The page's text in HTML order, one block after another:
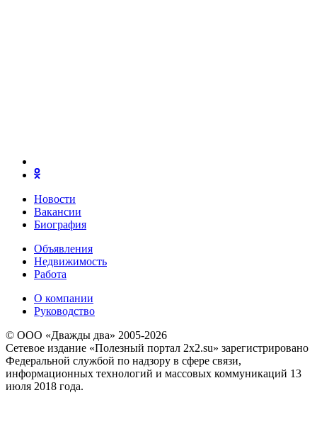
Новости
Вакансии
Биография
Объявления
Недвижимость
Работа
О компании
Руководство
© ООО «Дважды два» 2005-2026
Сетевое издание «Полезный портал 2x2.su» зарегистрировано
Федеральной службой по надзору в сфере связи,
информационных технологий и массовых коммуникаций 13
июля 2018 года.